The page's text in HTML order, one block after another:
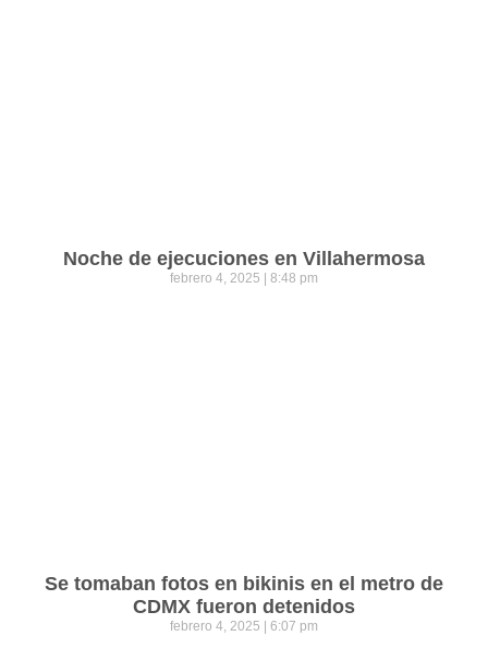
Noche de ejecuciones en Villahermosa
febrero 4, 2025 8:48 pm
Se tomaban fotos en bikinis en el metro de
CDMX fueron detenidos
febrero 4, 2025 6:07 pm